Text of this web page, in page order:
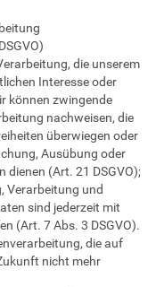
die unserem
Interesse oder
können zwingende
nachweisen, die
überwiegen oder
Ausübung oder
dienen (Art. 21 DSGVO);
Verarbeitung und
sind jederzeit mit
(Art. 7 Abs. 3 DSGVO).
die auf
nicht mehr